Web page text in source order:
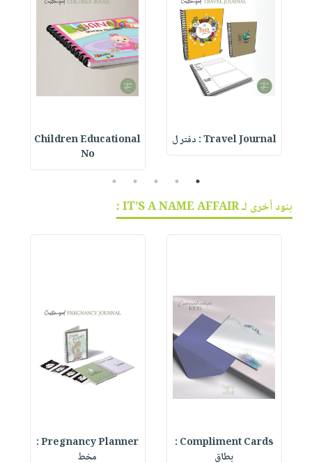
Travel Journal : دفتر ل
Children Educational
No
1
2
3
4
5
بنود أخرى لـ IT’S A NAME AFFAIR :
Compliment Cards :
بطاق
Pregnancy Planner :
مخط